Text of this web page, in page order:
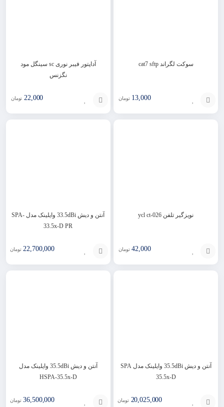
سوکت لگراند cat7 sftp
13,000 تومان
افزودن
آداپتور فیبر نوری sc سینگل مود
نگزنس
22,000 تومان
افزودن
نویزگیر تلفن ycl ct-026
42,000 تومان
افزودن
آنتن و دیش 33.5dBi وایلینک مدل SPA-
33.5x-D PR
22,700,000 تومان
افزودن
آنتن و دیش 35.5dBi وایلینک مدل SPA
35.5x-D
20,025,000 تومان
آنتن و دیش 35.5dBi وایلینک مدل
HSPA-35.5x-D
36,500,000 تومان